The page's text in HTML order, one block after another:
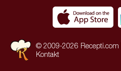
© 2009-2026 Recepti.com |
Kontakt